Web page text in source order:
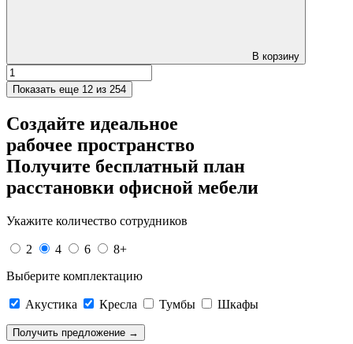
В корзину
Показать еще 12 из 254
Создайте идеальное
рабочее пространство
Получите бесплатный план
расстановки офисной мебели
Укажите количество сотрудников
2 4 6
8+
Выберите комплектацию
Акустика Кресла Тумбы Шкафы